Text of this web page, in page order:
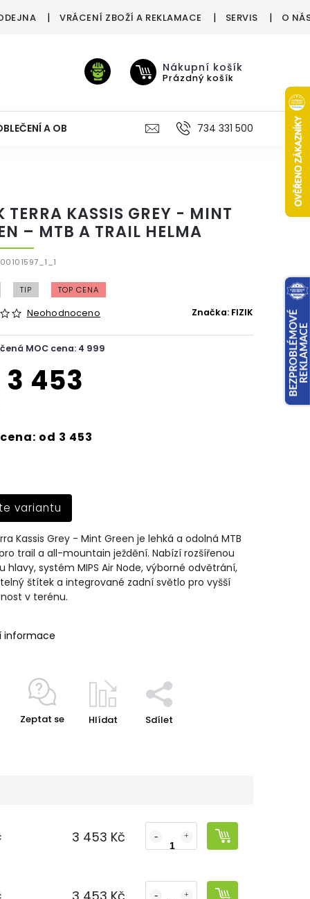
VRÁCENÍ ZBOŽÍ A REKLAMACE SERVIS O
Nákupní košík
Prázdný košík
A OBUV VÝŽIVA VÝPRODEJ %
734 331 500
TERRA KASSIS GREY - MINT
– MTB A TRAIL HELMA
TIP TOP CENA
Neohodnoceno Značka: FIZIK
MOC cena: 4 999
3 453
od 3 453
variantu
Kassis Grey - Mint Green je lehká a odolná MTB
trail a all-mountain ježdění. Nabízí rozšířenou
hlavy, systém MIPS Air Node, výborné odvětrání,
štítek a integrované zadní světlo pro vyšší
v terénu.
informace
Zeptat se Hlídat Sdílet
3 453 Kč